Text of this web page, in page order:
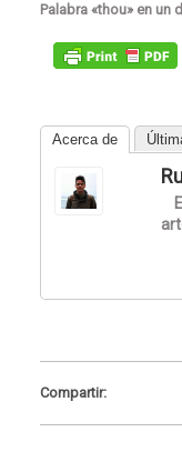
Palabra «thou» en un
Acerca de
Compartir: